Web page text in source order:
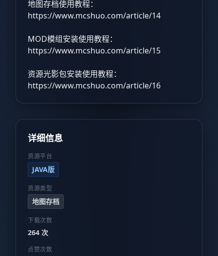
地图存档使用教程：
https://www.mcshuo.com/article/14
MOD模组安装使用教程：
https://www.mcshuo.com/article/15
资源光影包安装使用教程：
https://www.mcshuo.com/article/16
详细信息
资源平台
JAVA版
资源类型
地图存档
下载次数
264 次
点赞次数